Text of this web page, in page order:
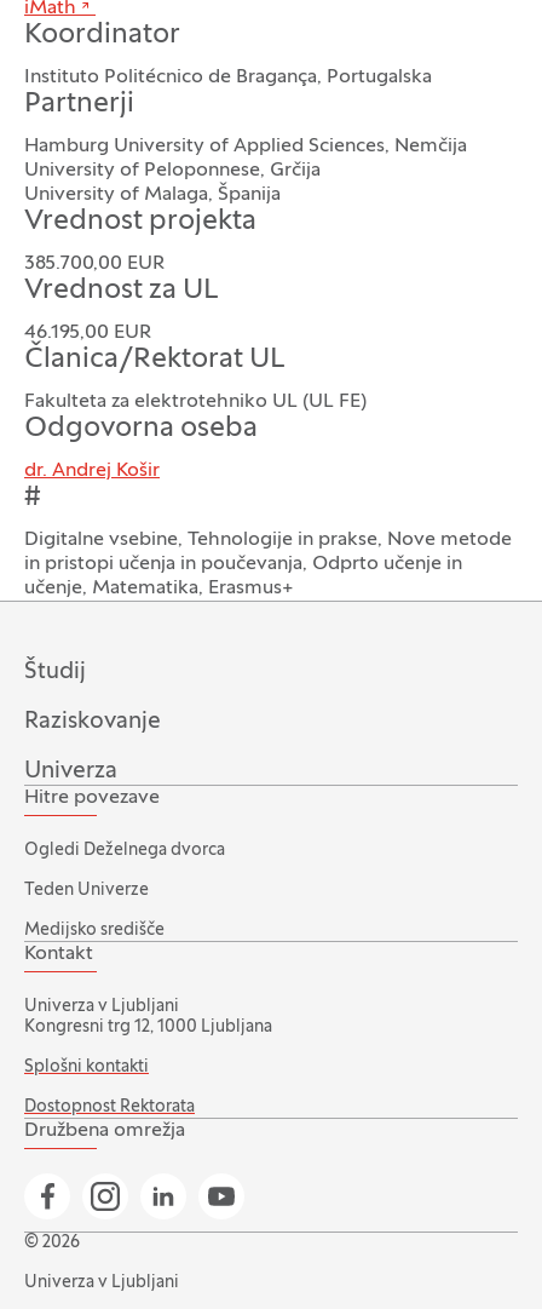
iMath
Koordinator
Instituto Politécnico de Bragança, Portugalska
Partnerji
Hamburg University of Applied Sciences, Nemčija
University of Peloponnese, Grčija
University of Malaga, Španija
Vrednost projekta
385.700,00 EUR
Vrednost za UL
46.195,00 EUR
Članica/Rektorat UL
Fakulteta za elektrotehniko UL (UL FE)
Odgovorna oseba
dr. Andrej Košir
#
Digitalne vsebine, Tehnologije in prakse, Nove metode
in pristopi učenja in poučevanja, Odprto učenje in
učenje, Matematika, Erasmus+
Študij
Raziskovanje
Univerza
Hitre povezave
Ogledi Deželnega dvorca
Teden Univerze
Medijsko središče
Kontakt
Univerza v Ljubljani
Kongresni trg 12, 1000 Ljubljana
Splošni kontakti
Dostopnost Rektorata
Družbena omrežja
Pojdi na našo Facebook stran
Pojdi na našo Instagram stran
Pojdi na Linkedin stran
Pojdi na YouTube stran
© 2026
Univerza v Ljubljani